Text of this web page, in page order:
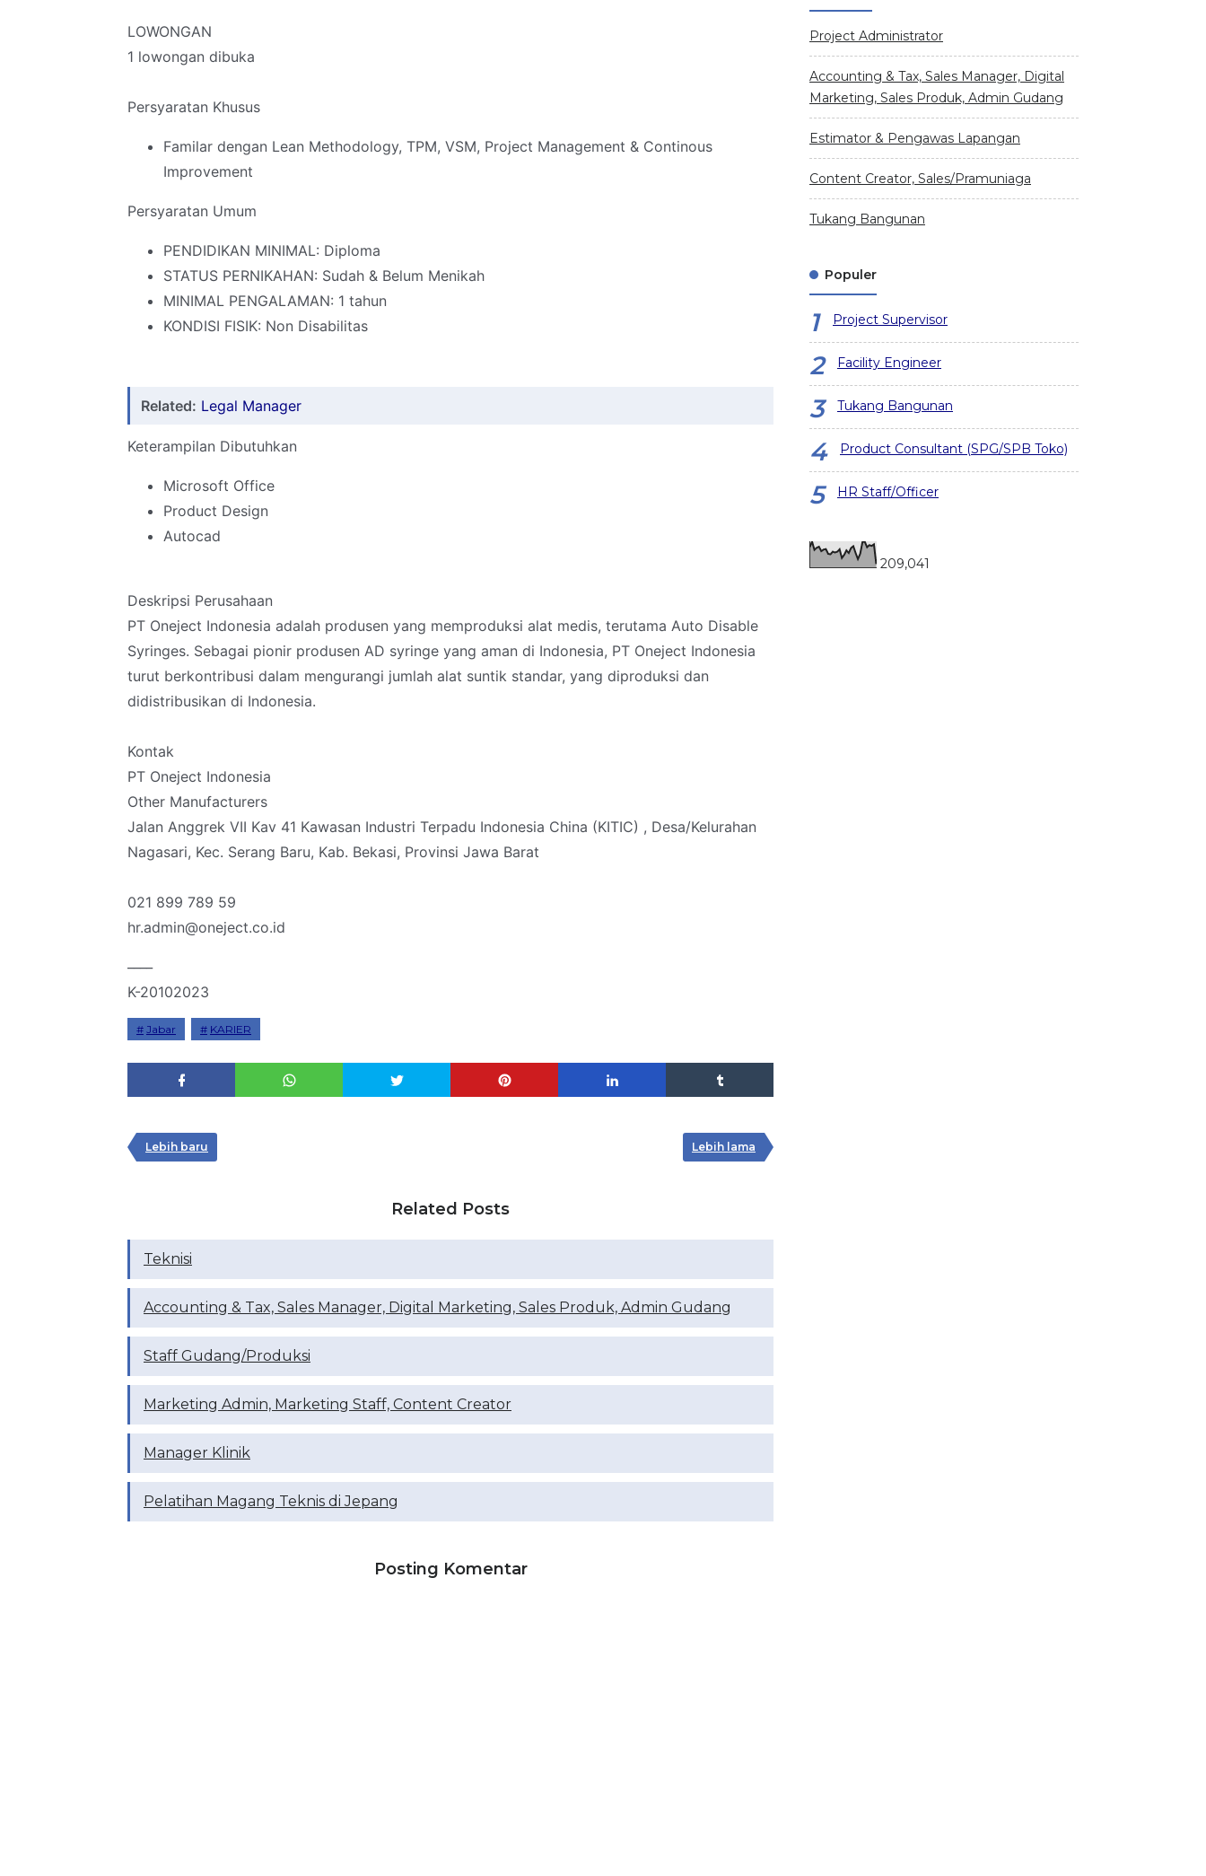
LOWONGAN
1 lowongan dibuka
Persyaratan Khusus
Familar dengan Lean Methodology, TPM, VSM, Project Management & Continous
Improvement
Persyaratan Umum
PENDIDIKAN MINIMAL: Diploma
STATUS PERNIKAHAN: Sudah & Belum Menikah
MINIMAL PENGALAMAN: 1 tahun
KONDISI FISIK: Non Disabilitas
Related: Legal Manager
Keterampilan Dibutuhkan
Microsoft Office
Product Design
Autocad
Deskripsi Perusahaan
PT Oneject Indonesia adalah produsen yang memproduksi alat medis, terutama Auto Disable
Syringes. Sebagai pionir produsen AD syringe yang aman di Indonesia, PT Oneject Indonesia
turut berkontribusi dalam mengurangi jumlah alat suntik standar, yang diproduksi dan
didistribusikan di Indonesia.
Kontak
PT Oneject Indonesia
Other Manufacturers
Jalan Anggrek VII Kav 41 Kawasan Industri Terpadu Indonesia China (KITIC) , Desa/Kelurahan
Nagasari, Kec. Serang Baru, Kab. Bekasi, Provinsi Jawa Barat
021 899 789 59
hr.admin@oneject.co.id
K-20102023
Jabar KARIER
Lebih baru Lebih lama
Related Posts
Teknisi
Accounting & Tax, Sales Manager, Digital Marketing, Sales Produk, Admin Gudang
Staff Gudang/Produksi
Marketing Admin, Marketing Staff, Content Creator
Manager Klinik
Pelatihan Magang Teknis di Jepang
Posting Komentar
Project Administrator
Accounting & Tax, Sales Manager, Digital
Marketing, Sales Produk, Admin Gudang
Estimator & Pengawas Lapangan
Content Creator, Sales/Pramuniaga
Tukang Bangunan
Populer
Project Supervisor
Facility Engineer
Tukang Bangunan
Product Consultant (SPG/SPB Toko)
HR Staff/Officer
209,041